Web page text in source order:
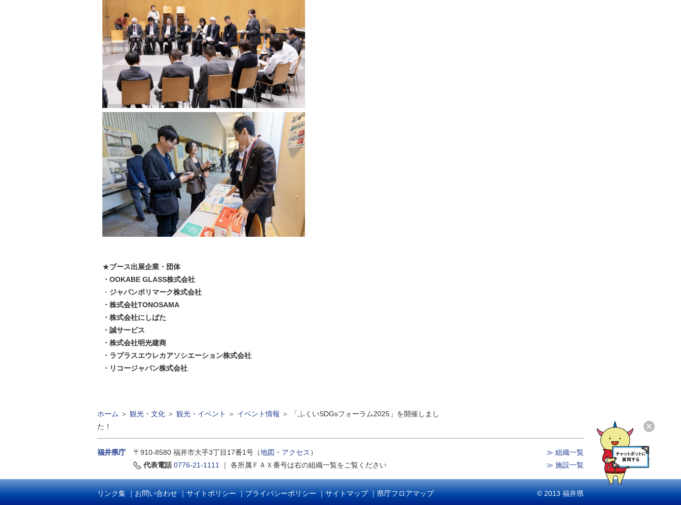
★ブース出展企業・団体
・OOKABE GLASS株式会社
・ ジャパンポリマーク株式会社
・株式会社TONOSAMA
・株式会社にしばた
・誠サービス
・株式会社明光建商
・ラプラスエウレカアソシエーション株式会社
・リコージャパン株式会社
ホーム ＞ 観光・文化 ＞ 観光・イベント ＞ イベント情報 ＞
「ふくいSDGsフォーラム2025」を開催しまし
た！
福井県庁 〒910-8580 福井市大手3丁目17番1号（地図・アクセス ）
代表電話 0776-21-1111 ｜ 各所属ＦＡＸ番号は右の組織一覧をご覧ください
≫ 組織一覧
≫ 施設一覧
リンク集｜お問い合わせ｜サイトポリシー｜プライバシーポリシー｜サイトマップ｜県庁フロアマップ © 2013 福井県